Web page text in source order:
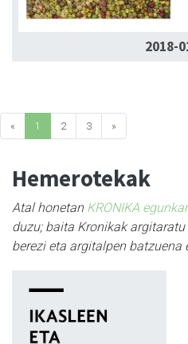
2018-
« 1 2 3 »
Hemerotekak
Atal honetan KRONIKA
duzu; baita Kronikak
berezi eta argitalpen batzuena